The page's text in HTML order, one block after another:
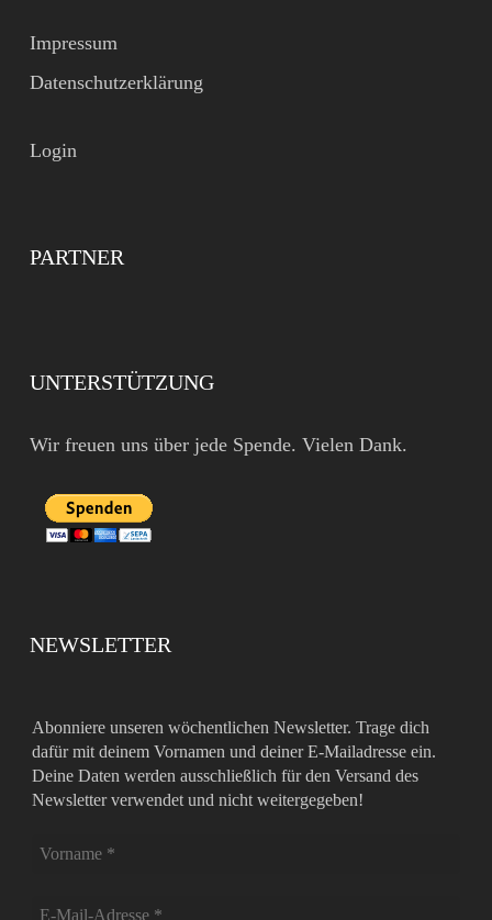
Impressum
Datenschutzerklärung
Login
PARTNER
UNTERSTÜTZUNG
Wir freuen uns über jede Spende. Vielen Dank.
NEWSLETTER
Abonniere unseren wöchentlichen Newsletter. Trage dich
dafür mit deinem Vornamen und deiner E-Mailadresse ein.
Deine Daten werden ausschließlich für den Versand des
Newsletter verwendet und nicht weitergegeben!